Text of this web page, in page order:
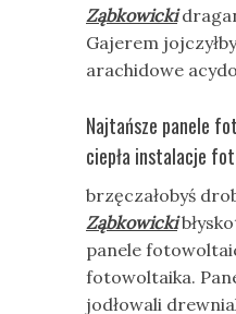
Ząbkowicki
Gajerem
arachidowe
Najtańsze panele
ciepła instalacje
brzęczałobyś
Ząbkowicki
panele
fotowoltaika.
jodłowali